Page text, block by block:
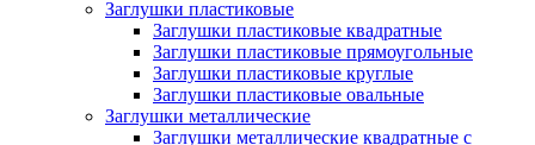
Заглушки пластиковые
Заглушки пластиковые квадратные
Заглушки пластиковые прямоугольные
Заглушки пластиковые круглые
Заглушки пластиковые овальные
Заглушки металлические
Заглушки металлические квадратные с